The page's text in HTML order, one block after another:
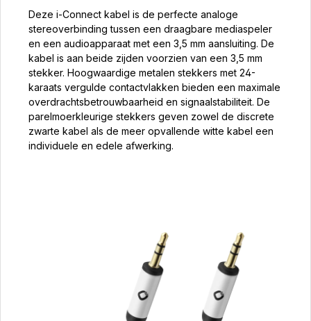
Deze i-Connect kabel is de perfecte analoge
stereoverbinding tussen een draagbare mediaspeler
en een audioapparaat met een 3,5 mm aansluiting. De
kabel is aan beide zijden voorzien van een 3,5 mm
stekker. Hoogwaardige metalen stekkers met 24-
karaats vergulde contactvlakken bieden een maximale
overdrachtsbetrouwbaarheid en signaalstabiliteit. De
parelmoerkleurige stekkers geven zowel de discrete
zwarte kabel als de meer opvallende witte kabel een
individuele en edele afwerking.